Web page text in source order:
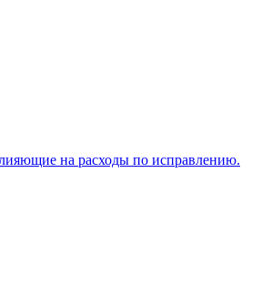
на расходы по исправлению.